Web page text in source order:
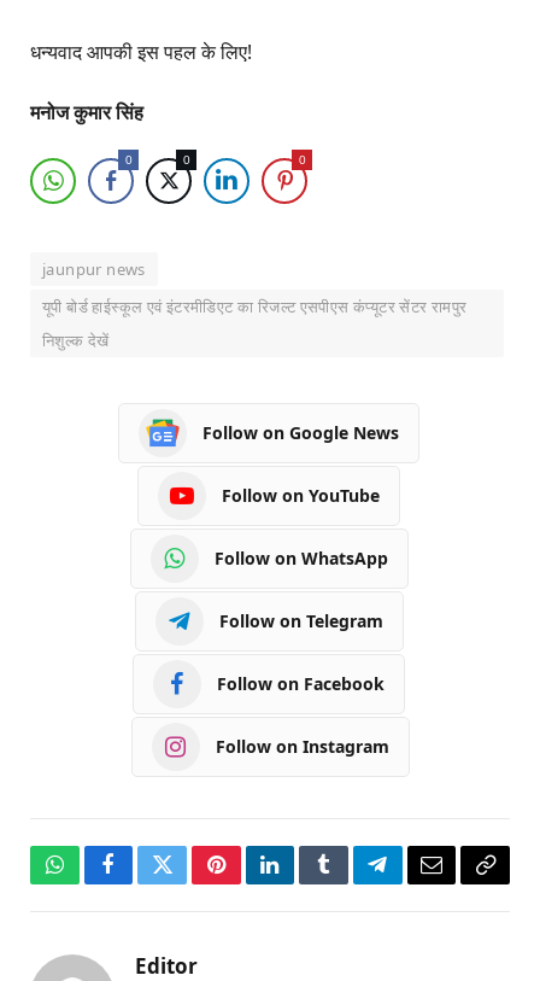
धन्यवाद आपकी इस पहल के लिए!
मनोज कुमार सिंह
0 0 0
jaunpur news
यूपी बोर्ड हाईस्कूल एवं इंटरमीडिएट का रिजल्ट एसपीएस कंप्यूटर सेंटर रामपुर
निशुल्क देखें
Follow on Google News
Follow on YouTube
Follow on WhatsApp
Follow on Telegram
Follow on Facebook
Follow on Instagram
WhatsAppFacebookTwitterPinterestLinkedInTumblrTelegramEmailCopy
Editor